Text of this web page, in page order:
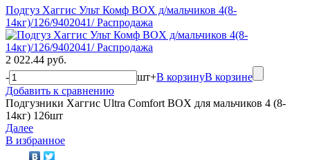
Подгуз Хаггис Ульт Комф BOX д/мальчиков 4(8-
14кг)/126/9402041/ Распродажа
2 022.44 руб.
-
шт+В корзинуВ корзине
Добавить к сравнению
Подгузники Хаггис Ultra Comfort BOX для мальчиков 4 (8-
14кг) 126шт
Далее
В избранное